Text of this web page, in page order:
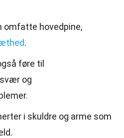
omfatte hovedpine,
.
føre til
og
i skuldre og arme som